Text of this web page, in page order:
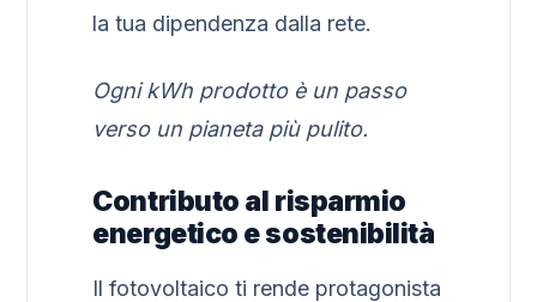
la tua dipendenza dalla rete.
Ogni kWh prodotto è un passo
verso un pianeta più pulito.
Contributo al risparmio
energetico e sostenibilità
Il fotovoltaico ti rende protagonista